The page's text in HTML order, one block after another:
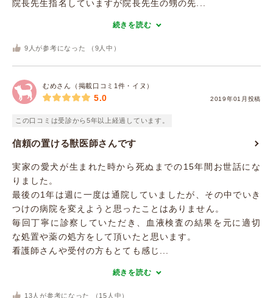
院長先生指名していますが院長先生の甥の先...
続きを読む
9 人が参考になった （ 9 人中）
むめさん（掲載口コミ1件・イヌ）
2019年01月投稿
5.0
この口コミは受診から5年以上経過しています。
信頼の置ける獣医師さんです
実家の愛犬が生まれた時から死ぬまでの15年間お世話にな
りました。
最後の1年は週に一度は通院していましたが、その中でいき
つけの病院を変えようと思ったことはありません。
毎回丁寧に診察していただき、血液検査の結果を元に適切
な処置や薬の処方をして頂いたと思います。
看護師さんや受付の方もとても感じ...
続きを読む
13 人が参考になった （ 15 人中）